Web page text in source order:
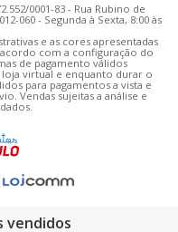
0001-83 - Rua Rubino de
060 - Segunda à Sexta, 8:00 às
e as cores apresentadas
com a configuração do
de pagamento válidos
virtual e enquanto durar o
para pagamentos a vista e
Vendas sujeitas a análise e